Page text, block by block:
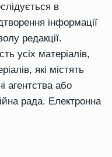
в
інформації
редакції.
усіх матеріалів,
які містять
агентства або
рада. Електронна